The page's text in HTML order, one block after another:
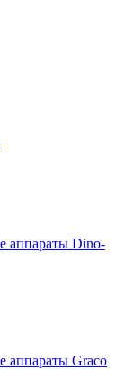
аппараты Dino-
аппараты Graco